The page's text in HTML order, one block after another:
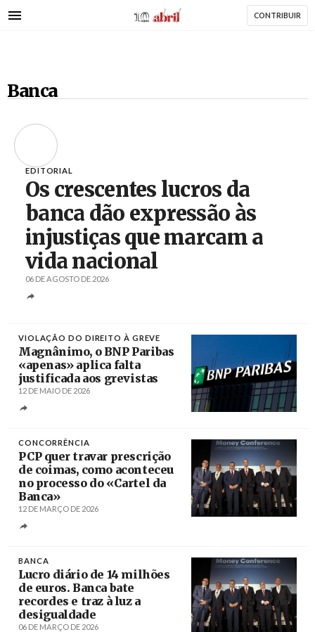
para
AbrilAbril CONTRIBUIR
Banca
EDITORIAL
Os crescentes lucros da
banca dão expressão às
injustiças que marcam a
vida nacional
06 DE AGOSTO DE 2026
VIOLAÇÃO DO DIREITO À GREVE
Magnânimo, o BNP Paribas
«apenas» aplica falta
justificada aos grevistas
12 DE MAIO DE 2026
CONCORRÊNCIA
PCP quer travar prescrição
de coimas, como aconteceu
no processo do «Cartel da
Banca»
12 DE MARÇO DE 2026
BANCA
Lucro diário de 14 milhões
de euros. Banca bate
recordes e traz à luz a
desigualdade
06 DE MARÇO DE 2026